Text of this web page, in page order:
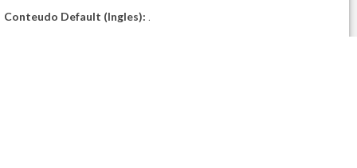
Conteudo Default (Ingles): .